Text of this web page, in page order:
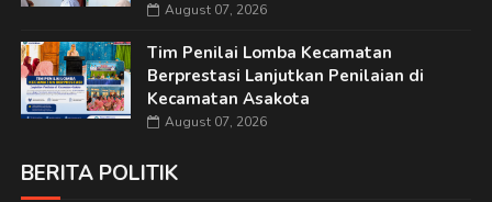
August 07, 2026
Tim Penilai Lomba Kecamatan
Berprestasi Lanjutkan Penilaian di
Kecamatan Asakota
August 07, 2026
BERITA POLITIK